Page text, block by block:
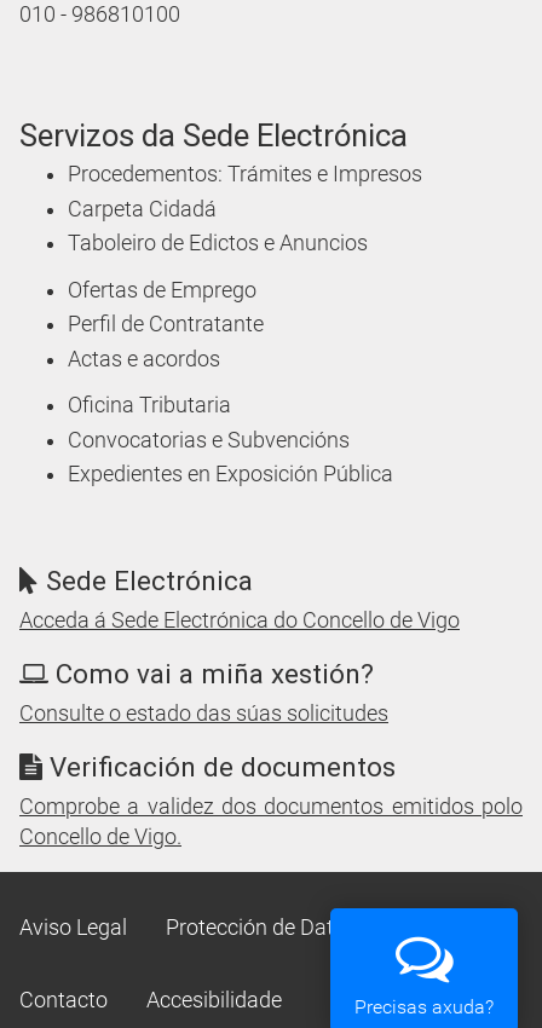
010 - 986810100
Servizos da Sede Electrónica
Procedementos: Trámites e Impresos
Carpeta Cidadá
Taboleiro de Edictos e Anuncios
Ofertas de Emprego
Perfil de Contratante
Actas e acordos
Oficina Tributaria
Convocatorias e Subvencións
Expedientes en Exposición Pública
Sede Electrónica
Acceda á Sede Electrónica do Concello de Vigo
Como vai a miña xestión?
Consulte o estado das súas solicitudes
Verificación de documentos
Comprobe a validez dos documentos emitidos polo
Concello de Vigo.
Aviso Legal Protección de Datos
Contacto Accesibilidade Precisas axuda?